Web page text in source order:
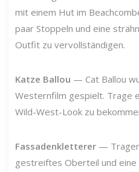
mit einem Hut im
paar Stoppeln und eine
Outfit zu vervollständigen.
Katze Ballou — Cat Ballou
Westernfilm gespielt. Trage
Wild-West-Look zu
Fassadenkletterer —
gestreiftes Oberteil und